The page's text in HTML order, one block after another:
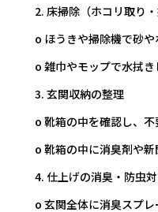
2. 床掃除（ホコリ取り・
o ほうきや掃除機で砂や
o 雑巾やモップで水拭
3. 玄関収納の整理
o 靴箱の中を確認し、
o 靴箱の中に消臭剤や
4. 仕上げの消臭・防虫
o 玄関全体に消臭スプレ